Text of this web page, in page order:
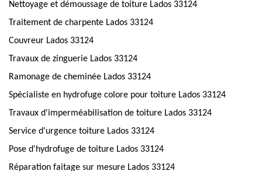
Nettoyage et démoussage de toiture Lados 33124
Traitement de charpente Lados 33124
Couvreur Lados 33124
Travaux de zinguerie Lados 33124
Ramonage de cheminée Lados 33124
Spécialiste en hydrofuge colore pour toiture Lados 33124
Travaux d'imperméabilisation de toiture Lados 33124
Service d'urgence toiture Lados 33124
Pose d'hydrofuge de toiture Lados 33124
Réparation faitage sur mesure Lados 33124